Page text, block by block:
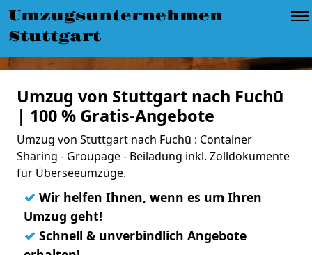
Umzugsunternehmen
Stuttgart
Umzug von Stuttgart nach Fuchū
| 100 % Gratis-Angebote
Umzug von Stuttgart nach Fuchū : Container
Sharing - Groupage - Beiladung inkl. Zolldokumente
für Überseeumzüge.
✓ Wir helfen Ihnen, wenn es um Ihren
Umzug geht!
✓ Schnell & unverbindlich Angebote